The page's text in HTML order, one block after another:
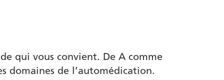
qui vous convient. De A comme
domaines de l’automédication.